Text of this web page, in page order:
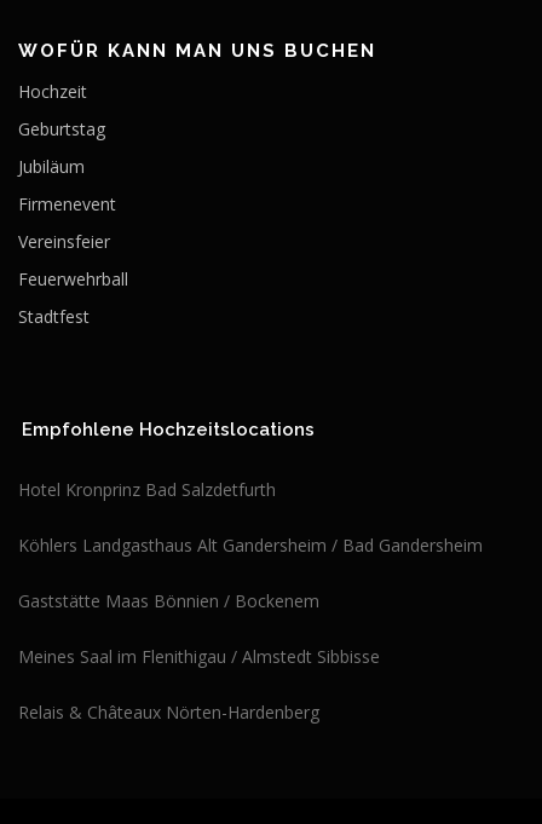
WOFÜR KANN MAN UNS BUCHEN
Hochzeit
Geburtstag
Jubiläum
Firmenevent
Vereinsfeier
Feuerwehrball
Stadtfest
Empfohlene Hochzeitslocations
Hotel Kronprinz Bad Salzdetfurth
Köhlers Landgasthaus Alt Gandersheim / Bad Gandersheim
Gaststätte Maas Bönnien / Bockenem
Meines Saal im Flenithigau / Almstedt Sibbisse
Relais & Châteaux Nörten-Hardenberg